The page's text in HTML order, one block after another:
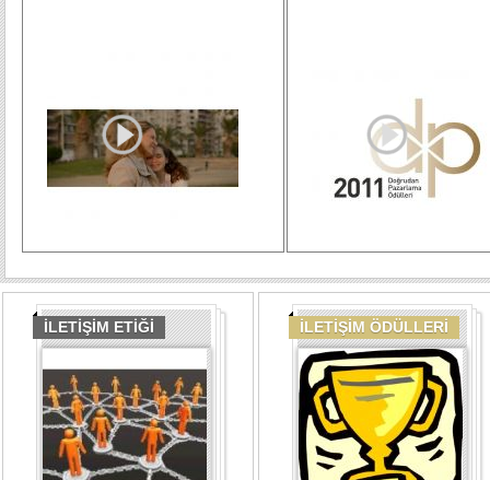
İLETİŞİM ETİĞİ İLETİŞİM ÖDÜLLERİ